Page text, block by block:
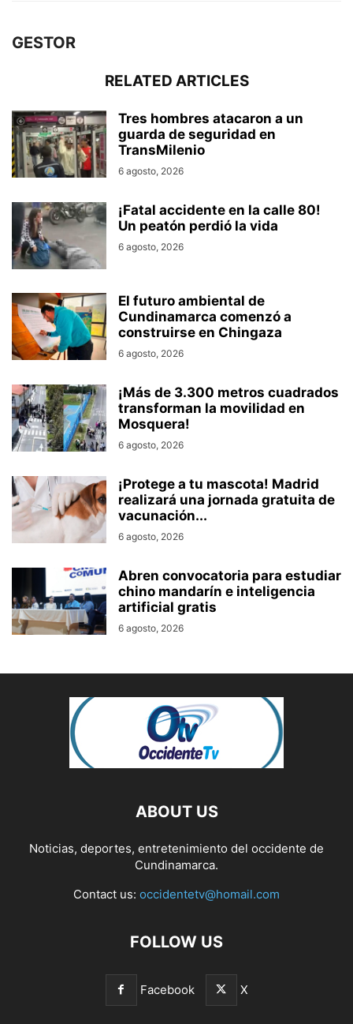
GESTOR
RELATED ARTICLES
Tres hombres atacaron a un
guarda de seguridad en
TransMilenio
6 agosto, 2026
¡Fatal accidente en la calle 80!
Un peatón perdió la vida
6 agosto, 2026
El futuro ambiental de
Cundinamarca comenzó a
construirse en Chingaza
6 agosto, 2026
¡Más de 3.300 metros cuadrados
transforman la movilidad en
Mosquera!
6 agosto, 2026
¡Protege a tu mascota! Madrid
realizará una jornada gratuita de
vacunación...
6 agosto, 2026
Abren convocatoria para estudiar
chino mandarín e inteligencia
artificial gratis
6 agosto, 2026
ABOUT US
Noticias, deportes, entretenimiento del occidente de
Cundinamarca.
Contact us: occidentetv@homail.com
FOLLOW US
Facebook X